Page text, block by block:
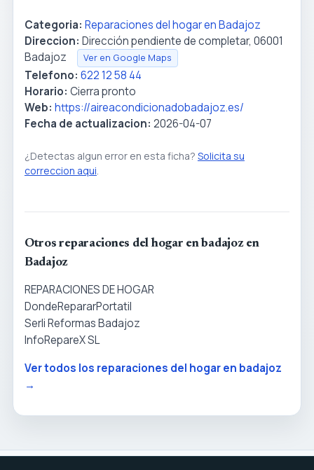
Categoria: Reparaciones del hogar en Badajoz
Direccion: Dirección pendiente de completar, 06001
Badajoz
Ver en Google Maps
Telefono: 622 12 58 44
Horario: Cierra pronto
Web: https://aireacondicionadobadajoz.es/
Fecha de actualizacion: 2026-04-07
¿Detectas algun error en esta ficha? Solicita su
correccion aqui
Otros reparaciones del hogar en badajoz en
Badajoz
REPARACIONES DE HOGAR
DondeRepararPortatil
Serli Reformas Badajoz
InfoRepareX SL
Ver todos los reparaciones del hogar en badajoz
→